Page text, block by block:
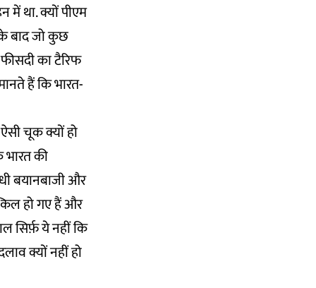
था. क्यों पीएम
बाद जो कुछ
का टैरिफ
हैं कि भारत-
चूक क्यों हो
भारत की
बयानबाजी और
हो गए हैं और
सिर्फ़ ये नहीं कि
क्यों नहीं हो